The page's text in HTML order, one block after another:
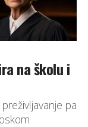
na školu i
pa